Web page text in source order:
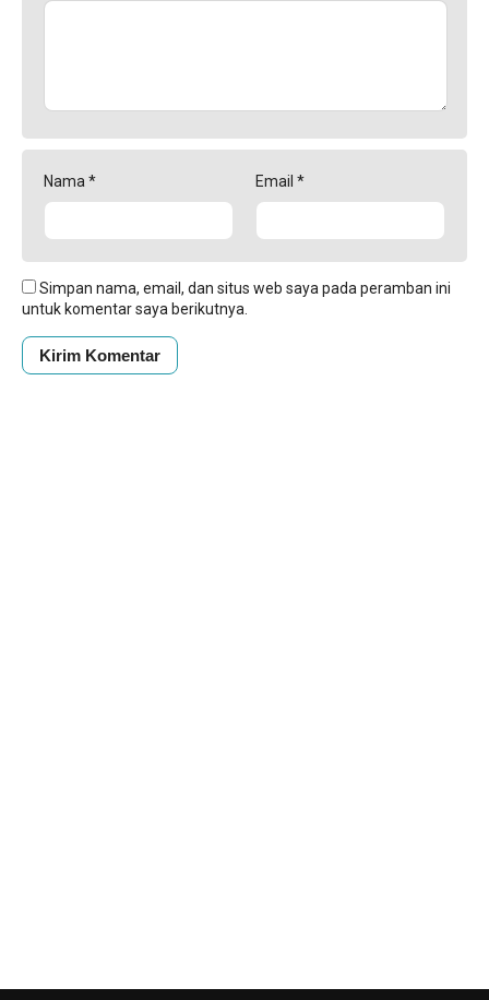
Nama * Email *
Simpan nama, email, dan situs web saya pada peramban ini
untuk komentar saya berikutnya.